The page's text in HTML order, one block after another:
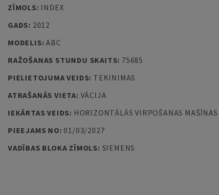
ZĪMOLS: INDEX
GADS: 2012
MODELIS:ABC
RAŽOŠANAS STUNDU SKAITS: 75685
PIELIETOJUMA VEIDS: TEKINIMAS
ATRAŠANĀS VIETA: VĀCIJA
IEKĀRTAS VEIDS: HORIZONTĀLĀS VIRPOŠANAS MAŠĪNAS
PIEEJAMS NO: 01/03/2027
VADĪBAS BLOKA ZĪMOLS: SIEMENS